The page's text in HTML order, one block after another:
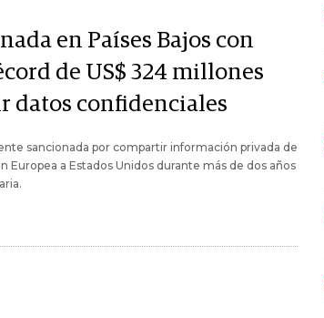
en Países Bajos con
de US$ 324 millones
datos confidenciales
sancionada por compartir información privada de
Europea a Estados Unidos durante más de dos años